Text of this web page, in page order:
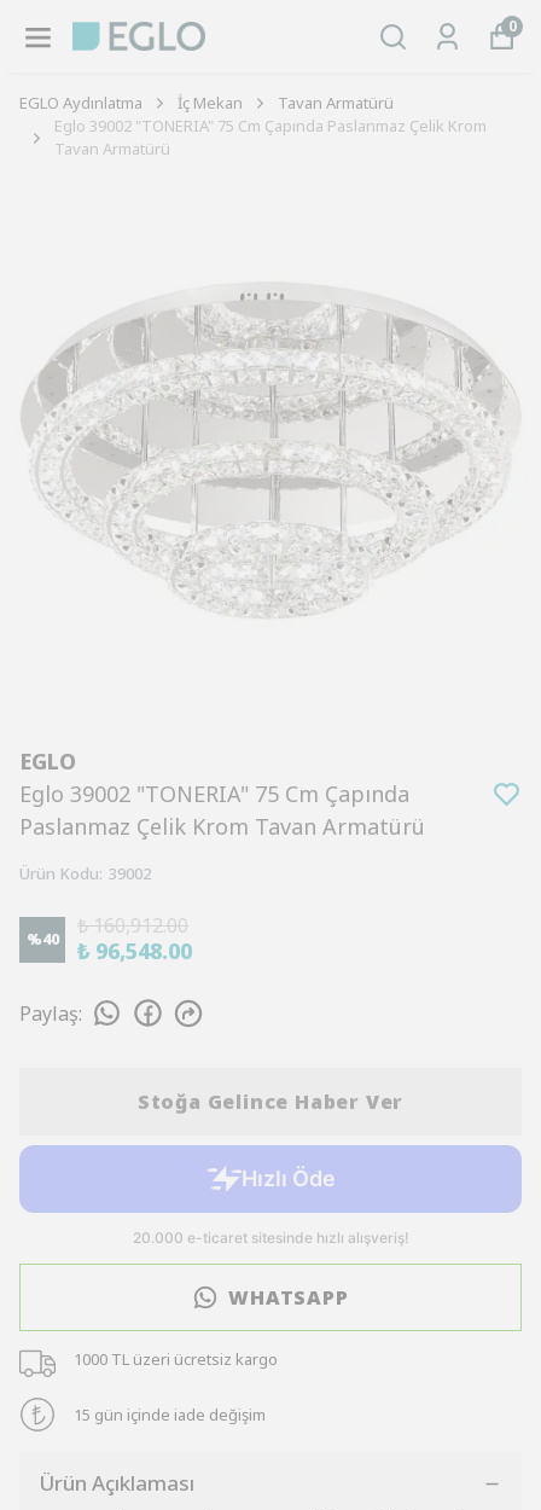
0
EGLO Aydınlatma İç Mekan
Tavan Armatürü
Eglo 39002 "TONERIA" 75 Cm Çapında Paslanmaz Çelik Krom
Tavan Armatürü
EGLO
Eglo 39002 "TONERIA" 75 Cm Çapında
Paslanmaz Çelik Krom Tavan Armatürü
Ürün Kodu: 39002
%40
₺ 160,912.00
₺ 96,548.00
Paylaş:
Stoğa Gelince Haber Ver
WHATSAPP
1000 TL üzeri ücretsiz kargo
15 gün içinde iade değişim
Ürün Açıklaması